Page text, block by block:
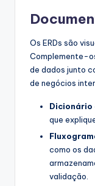
Os ERDs são
Complemente-
de dados junto
de negócios
Dicionário
que
como os
validação.